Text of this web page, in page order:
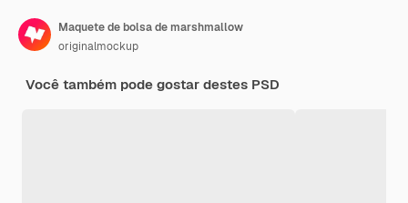
Maquete de bolsa de marshmallow
originalmockup
Você também pode gostar destes PSD